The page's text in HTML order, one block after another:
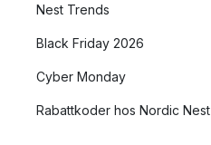
Nest Trends
Black Friday 2026
Cyber Monday
Rabattkoder hos Nordic Nest